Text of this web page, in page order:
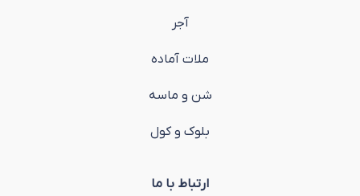
آجر
ملات آماده
شن و ماسه
بلوک و کول
ارتباط با ما